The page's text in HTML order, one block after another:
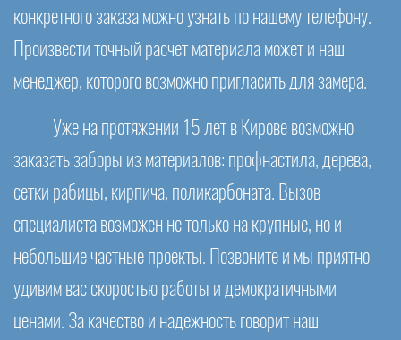
конкретного заказа можно узнать по нашему телефону.
Произвести точный расчет материала может и наш
менеджер, которого возможно пригласить для замера.
Уже на протяжении 15 лет в Кирове возможно
заказать заборы из материалов: профнастила, дерева,
сетки рабицы, кирпича, поликарбоната. Вызов
специалиста возможен не только на крупные, но и
небольшие частные проекты. Позвоните и мы приятно
удивим вас скоростью работы и демократичными
ценами. За качество и надежность говорит наш